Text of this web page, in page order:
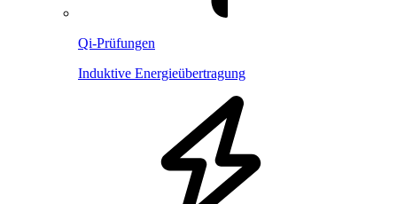
Qi-Prüfungen
Induktive Energieübertragung